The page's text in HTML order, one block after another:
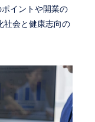
イントや開業の
社会と健康志向の